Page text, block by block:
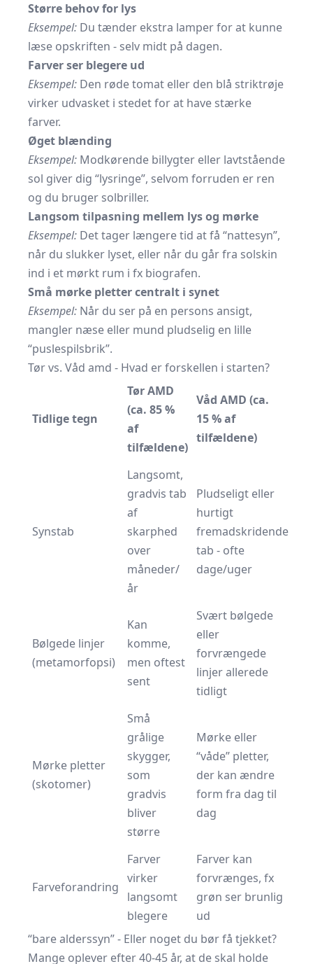
Større behov for lys
Eksempel: Du tænder ekstra lamper for at kunne
læse opskriften - selv midt på dagen.
Farver ser blegere ud
Eksempel: Den røde tomat eller den blå striktrøje
virker udvasket i stedet for at have stærke
farver.
Øget blænding
Eksempel: Modkørende billygter eller lavtstående
sol giver dig “lysringe”, selvom forruden er ren
og du bruger solbriller.
Langsom tilpasning mellem lys og mørke
Eksempel: Det tager længere tid at få “nattesyn”,
når du slukker lyset, eller når du går fra solskin
ind i et mørkt rum i fx biografen.
Små mørke pletter centralt i synet
Eksempel: Når du ser på en persons ansigt,
mangler næse eller mund pludselig en lille
“puslespilsbrik”.
Tør vs. Våd amd - Hvad er forskellen i starten?
Tidlige tegn
Tør AMD
(ca. 85 %
af
tilfældene)
Våd AMD (ca.
15 % af
tilfældene)
Synstab
Langsomt,
gradvis tab
af
skarphed
over
måneder/
år
Pludseligt eller
hurtigt
fremadskridende
tab - ofte
dage/uger
Bølgede linjer
(metamorfopsi)
Kan
komme,
men oftest
sent
Svært bølgede
eller
forvrængede
linjer allerede
tidligt
Mørke pletter
(skotomer)
Små
grålige
skygger,
som
gradvis
bliver
større
Mørke eller
“våde” pletter,
der kan ændre
form fra dag til
dag
Farveforandring
Farver
virker
langsomt
blegere
Farver kan
forvrænges, fx
grøn ser brunlig
ud
“bare alderssyn” - Eller noget du bør få tjekket?
Mange oplever efter 40-45 år, at de skal holde